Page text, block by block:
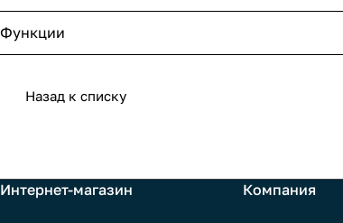
Функции
Назад к списку
Интернет-магазин Компания